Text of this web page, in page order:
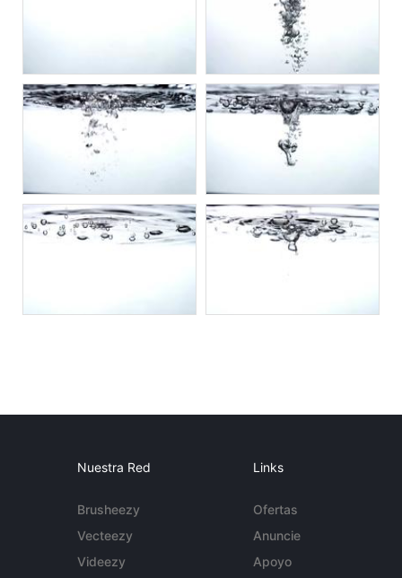
Nuestra Red
Brusheezy
Vecteezy
Videezy
Links
Ofertas
Anuncie
Apoyo